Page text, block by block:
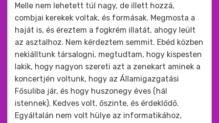
Melle nem lehetett túl nagy, de illett hozzá,
combjai kerekek voltak, és formásak. Megmosta a
haját is, és éreztem a fogkrém illatát, ahogy leült
az asztalhoz. Nem kérdeztem semmit. Ebéd közben
nekiálltunk társalogni, megtudtam, hogy kispesten
lakik, hogy nagyon szereti azt a zenekart aminek a
koncertjén voltunk, hogy az Államigazgatási
Fősuliba jár, és hogy huszonegy éves (hál
istennek). Kedves volt, őszinte, és érdeklődő.
Egyáltalán nem volt hülye az informatikához,